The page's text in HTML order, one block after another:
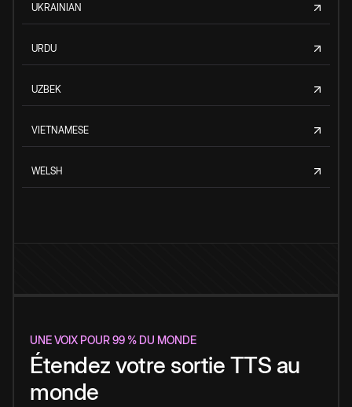
UKRAINIAN
URDU
UZBEK
VIETNAMESE
WELSH
UNE VOIX POUR 99 % DU MONDE
Étendez votre sortie TTS au
monde